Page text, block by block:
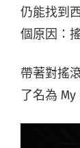
仍能找到
個原因：
帶著對搖
了名為